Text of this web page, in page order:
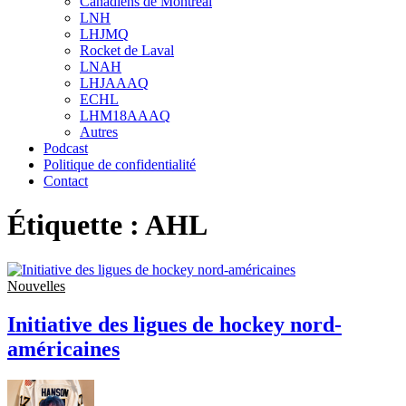
sub
menu
LNH
LHJMQ
Rocket de Laval
LNAH
LHJAAAQ
ECHL
LHM18AAAQ
Autres
Podcast
Politique de confidentialité
Contact
Étiquette : AHL
Nouvelles
Initiative des ligues de hockey nord-
américaines